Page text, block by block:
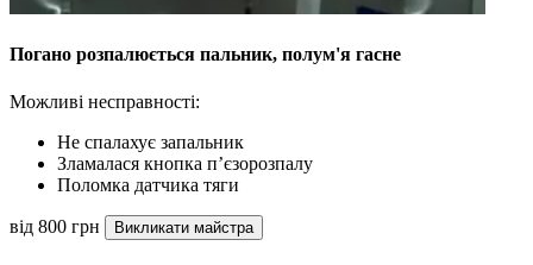
Погано розпалюється пальник, полум'я гасне
Можливі несправності:
Не спалахує запальник
Зламалася кнопка п’єзорозпалу
Поломка датчика тяги
від 800 грн Викликати майстра